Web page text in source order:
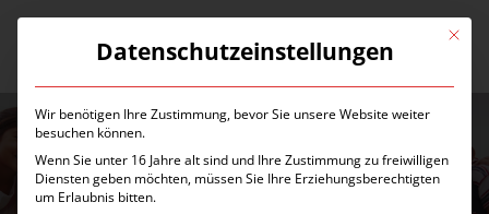
Menü
Mit
Datenschutzeinstellungen
Wir benötigen Ihre Zustimmung, bevor Sie unsere Website weiter
besuchen können.
Wenn Sie unter 16 Jahre alt sind und Ihre Zustimmung zu freiwilligen
Diensten geben möchten, müssen Sie Ihre Erziehungsberechtigten
um Erlaubnis bitten.